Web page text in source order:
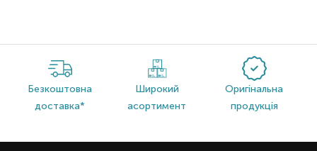
Безкоштовна
доставка*
Широкий
асортимент
Оригінальна
продукція